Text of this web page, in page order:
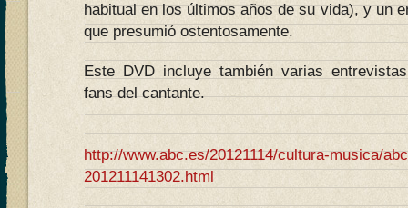
habitual en los últimos años de su vida), y un
que presumió ostentosamente.
Este DVD incluye también varias
fans del cantante.
http://www.abc.es/20121114/cultura-musica/
201211141302.html